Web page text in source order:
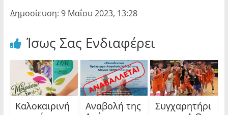
Δημοσίευση: 9 Μαΐου 2023, 13:28
Ίσως Σας Ενδιαφέρει
Καλοκαιρινή
Αναβολή της
Συγχαρητήρι